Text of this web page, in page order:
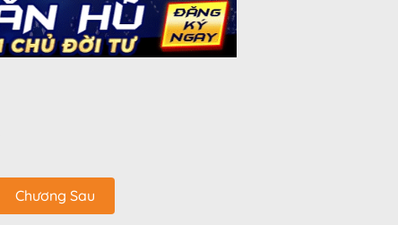
Chương Sau